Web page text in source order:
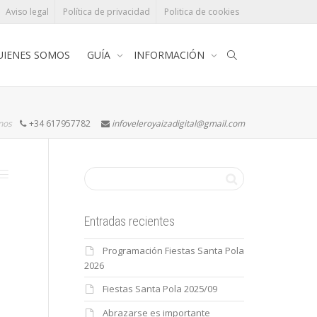
Aviso legal Política de privacidad Politica de cookies
SOMOS GUÍA INFORMACIÓN
+34 617957782 infoveleroyaizadigital@gmail.com
Entradas recientes
Programación Fiestas Santa Pola
2026
Fiestas Santa Pola 2025/09
Abrazarse es importante